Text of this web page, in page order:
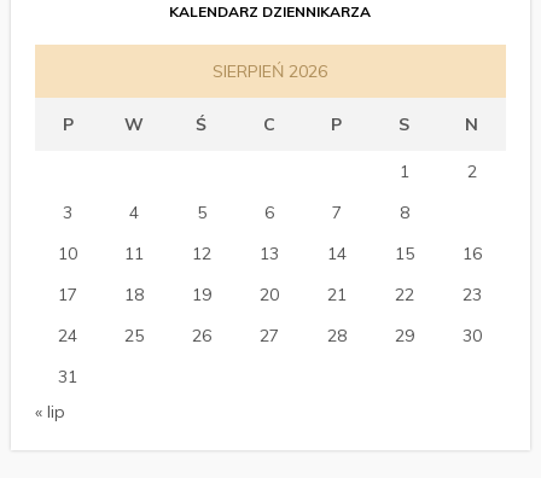
KALENDARZ DZIENNIKARZA
SIERPIEŃ 2026
P W Ś C P S N
1
2
3
4 5 6 7 8
10
11 12 13 14 15
16
17
18 19 20 21 22
23
24
25 26 27 28 29
30
31
« lip